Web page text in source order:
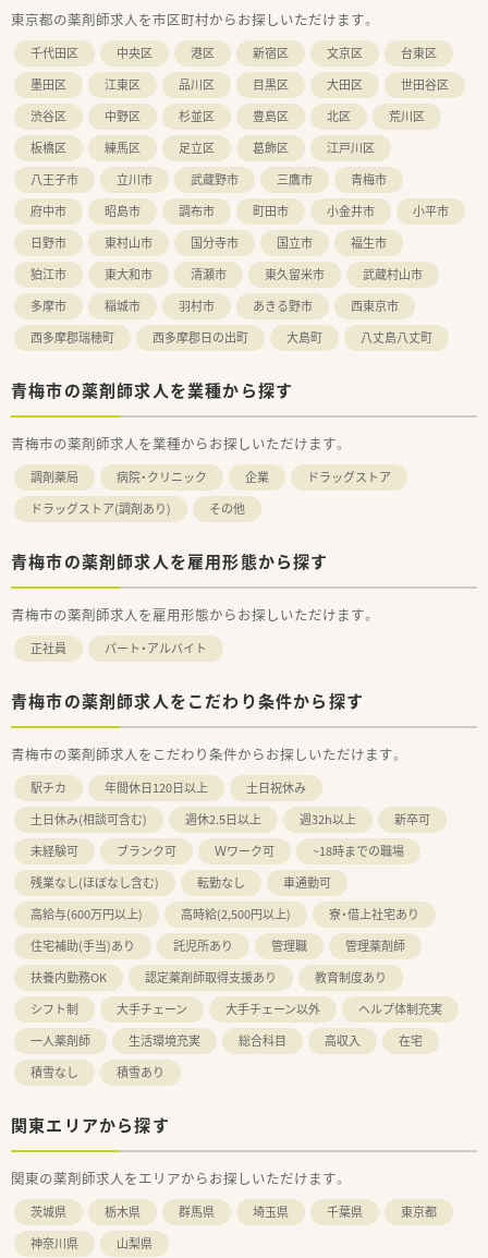
東京都の薬剤師求人を市区町村からお探しいただけます。
千代田区 中央区 港区 新宿区 文京区
台東区
墨田区
江東区 品川区 目黒区 大田区
世田谷区
渋谷区
中野区 杉並区 豊島区 北区
荒川区
板橋区
練馬区 足立区 葛飾区
江戸川区
八王子市
立川市 武蔵野市 三鷹市
青梅市
府中市
昭島市 調布市 町田市 小金井市
小平市
日野市
東村山市 国分寺市 国立市
福生市
狛江市
東大和市 清瀬市 東久留米市
武蔵村山市
多摩市
稲城市 羽村市 あきる野市
西東京市
西多摩郡瑞穂町
西多摩郡日の出町 大島町 八丈島八丈町
青梅市の薬剤師求人を業種から探す
青梅市の薬剤師求人を業種からお探しいただけます。
調剤薬局 病院・クリニック 企業
ドラッグストア
ドラッグストア(調剤あり)
その他
青梅市の薬剤師求人を雇用形態から探す
青梅市の薬剤師求人を雇用形態からお探しいただけます。
正社員 パート・アルバイト
青梅市の薬剤師求人をこだわり条件から探す
青梅市の薬剤師求人をこだわり条件からお探しいただけます。
駅チカ 年間休日120日以上
土日祝休み
土日休み(相談可含む)
週休2.5日以上 週32h以上
新卒可
未経験可
ブランク可 Ｗワーク可
~18時までの職場
残業なし(ほぼなし含む)
転勤なし
車通勤可
高給与(600万円以上)
高時給(2,500円以上)
寮・借上社宅あり
住宅補助(手当)あり
託児所あり 管理職
管理薬剤師
扶養内勤務OK
認定薬剤師取得支援あり
教育制度あり
シフト制
大手チェーン 大手チェーン以外
ヘルプ体制充実
一人薬剤師
生活環境充実 総合科目 高収入
在宅
積雪なし
積雪あり
関東エリアから探す
関東の薬剤師求人をエリアからお探しいただけます。
茨城県 栃木県 群馬県 埼玉県 千葉県
東京都
神奈川県
山梨県